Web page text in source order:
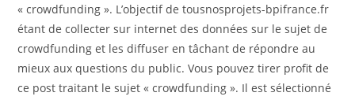
« crowdfunding ». L’objectif de tousnosprojets-bpifrance.fr
étant de collecter sur internet des données sur le sujet de
crowdfunding et les diffuser en tâchant de répondre au
mieux aux questions du public. Vous pouvez tirer profit de
ce post traitant le sujet « crowdfunding ». Il est sélectionné